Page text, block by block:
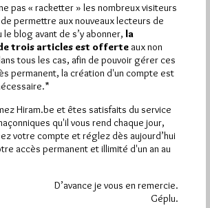
- RSS
pas « racketter » les nombreux visiteurs
permettre aux nouveaux lecteurs de
le blog avant de s’y abonner, la
trois articles est offerte aux non
tous les cas, afin de pouvoir gérer ces
permanent, la création d'un compte est
Hiram.be et êtes satisfaits du service
qu'il vous rend chaque jour,
votre compte et réglez dès aujourd’hui
accès permanent et illimité d'un an au
D’avance je vous en remercie.
Géplu.